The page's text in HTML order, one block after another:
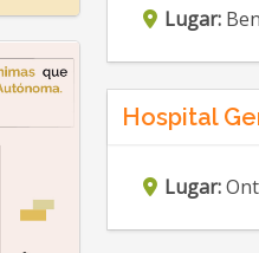
Lugar:
Hospital
Lugar: